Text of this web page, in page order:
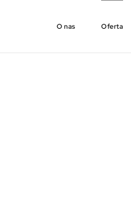
O nas Oferta